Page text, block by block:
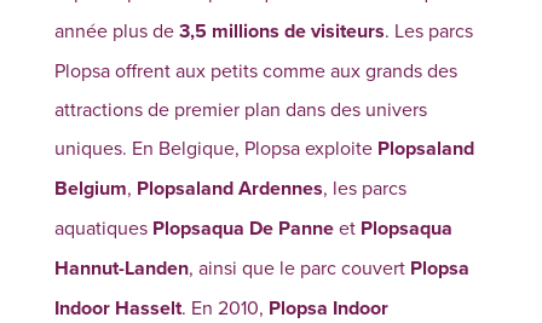
année plus de3,5 millions de visiteurs. Les parcs
Plopsa offrent aux petits comme aux grands des
attractions de premier plan dans des univers
uniques. En Belgique, Plopsa exploite Plopsaland
Belgium, Plopsaland Ardennes, les parcs
aquatiques Plopsaqua De Panneet Plopsaqua
Hannut-Landen, ainsi que le parc couvert Plopsa
Indoor Hasselt. En 2010, Plopsa Indoor